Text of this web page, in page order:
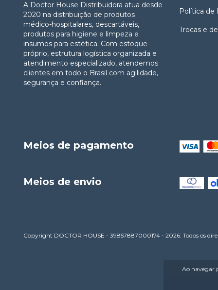
Ao navegar
A Doctor House Distribuidora atua desde
2020 na distribuição de produtos
médico-hospitalares, descartáveis,
produtos para higiene e limpeza e
insumos para estética. Com estoque
próprio, estrutura logística organizada e
atendimento especializado, atendemos
clientes em todo o Brasil com agilidade,
segurança e confiança.
Política de
Trocas e
Meios de pagamento
Meios de envio
Copyright DOCTOR HOUSE - 39857887000174 - 2026. Todos os